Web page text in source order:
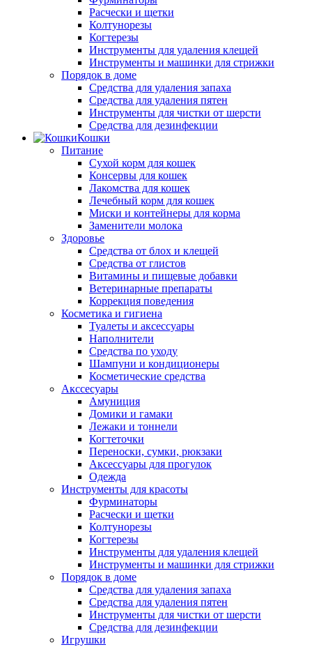
Расчески и щетки
Колтунорезы
Когтерезы
Инструменты для удаления клещей
Инструменты и машинки для стрижки
Порядок в доме
Средства для удаления запаха
Средства для удаления пятен
Инструменты для чистки от шерсти
Средства для дезинфекции
Кошки
Питание
Сухой корм для кошек
Консервы для кошек
Лакомства для кошек
Лечебный корм для кошек
Миски и контейнеры для корма
Заменители молока
Здоровье
Средства от блох и клещей
Средства от глистов
Витамины и пищевые добавки
Ветеринарные препараты
Коррекция поведения
Косметика и гигиена
Туалеты и аксессуары
Наполнители
Средства по уходу
Шампуни и кондиционеры
Косметические средства
Акссесуары
Амуниция
Домики и гамаки
Лежаки и тоннели
Когтеточки
Переноски, сумки, рюкзаки
Аксессуары для прогулок
Одежда
Инструменты для красоты
Фурминаторы
Расчески и щетки
Колтунорезы
Когтерезы
Инструменты для удаления клещей
Инструменты и машинки для стрижки
Порядок в доме
Средства для удаления запаха
Средства для удаления пятен
Инструменты для чистки от шерсти
Средства для дезинфекции
Игрушки